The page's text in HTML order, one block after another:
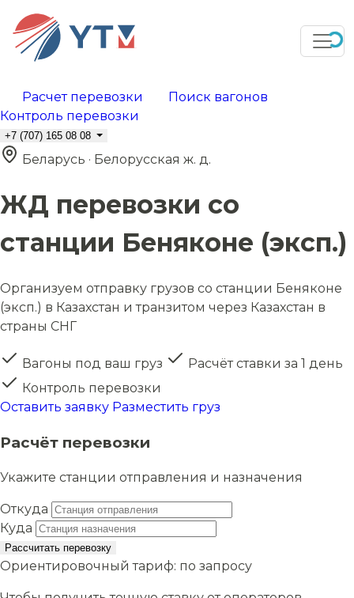
Расчет перевозки
Поиск вагонов
Контроль перевозки
+7 (707) 165 08 08
Беларусь · Белорусская ж. д.
ЖД перевозки со
станции Беняконе (эксп.)
Организуем отправку грузов со станции Беняконе
(эксп.) в Казахстан и транзитом через Казахстан в
страны СНГ
Вагоны под ваш груз
Расчёт ставки за 1 день
Контроль перевозки
Оставить заявку Разместить груз
Расчёт перевозки
Укажите станции отправления и назначения
Откуда
Куда
Рассчитать перевозку
Ориентировочный тариф: по запросу